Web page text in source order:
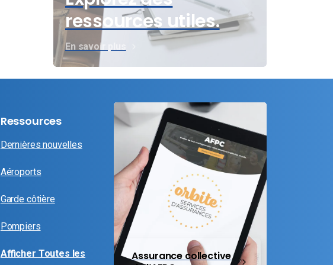
ressources utiles.
En savoir plus
Ressources
Dernières nouvelles
Aéroports
Garde côtière
Pompiers
Afficher Toutes les
Assurance collective